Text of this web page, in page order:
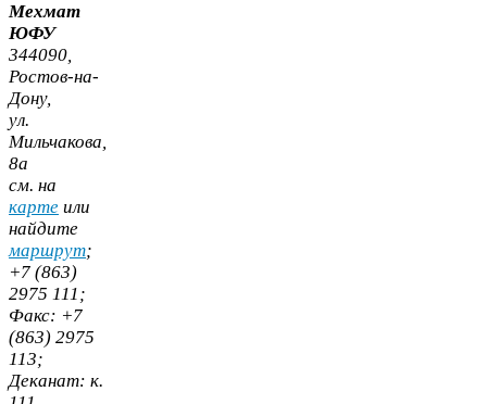
Мехмат
ЮФУ
344090,
Ростов-​на-​
Дону,
ул.
Мильчакова,
8а
cм. на
карте или
найдите
маршрут;
+7 (863)
2975 111;
Факс: +7
(863) 2975
113;
Деканат: к.